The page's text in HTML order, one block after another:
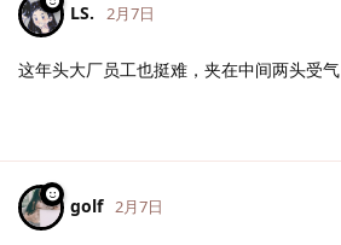
LS. 2月7日
这年头大厂员工也挺难，夹在中间两头受气
golf 2月7日